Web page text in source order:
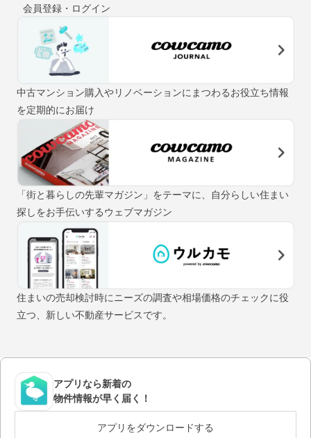
会員登録・ログイン
中古マンション購入やリノベーションにまつわるお役立ち情報
を定期的にお届け
「街と暮らしの先輩マガジン」をテーマに、自分らしい住まい
探しをお手伝いするウェブマガジン
住まいの売却検討時にニーズの調査や相場価格のチェックに役
立つ、新しい不動産サービスです。
アプリなら新着の
物件情報が早く届く！
アプリをダウンロードする